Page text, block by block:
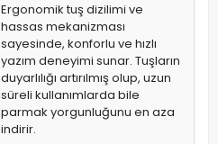
Ergonomik tuş dizilimi ve
hassas mekanizması
sayesinde, konforlu ve hızlı
yazım deneyimi sunar. Tuşların
duyarlılığı artırılmış olup, uzun
süreli kullanımlarda bile
parmak yorgunluğunu en aza
indirir.